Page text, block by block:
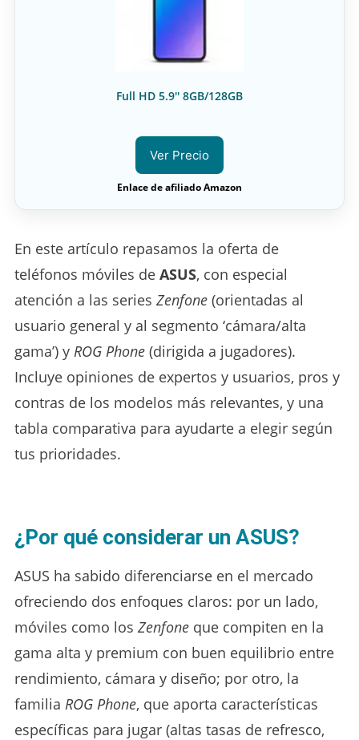
Full HD 5.9'' 8GB/128GB
Ver Precio
Enlace de afiliado Amazon
En este artículo repasamos la oferta de
teléfonos móviles de ASUS, con especial
atención a las series Zenfone(orientadas al
usuario general y al segmento ‘cámara/alta
gama’) y ROG Phone(dirigida a jugadores).
Incluye opiniones de expertos y usuarios, pros y
contras de los modelos más relevantes, y una
tabla comparativa para ayudarte a elegir según
tus prioridades.
¿Por qué considerar un ASUS?
ASUS ha sabido diferenciarse en el mercado
ofreciendo dos enfoques claros: por un lado,
móviles como los Zenfoneque compiten en la
gama alta y premium con buen equilibrio entre
rendimiento, cámara y diseño; por otro, la
familia ROG Phone, que aporta características
específicas para jugar (altas tasas de refresco,